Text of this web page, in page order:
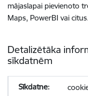
mājaslapai pievienoto
Maps, PowerBI vai citus.
Detalizētāka
sīkdatnēm